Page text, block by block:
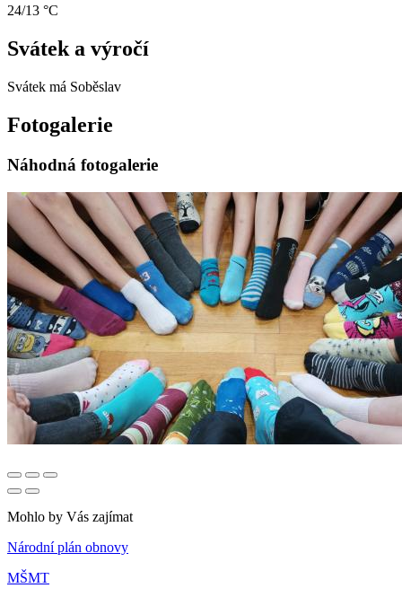
24/13 °C
Svátek a výročí
Svátek má Soběslav
Fotogalerie
Náhodná fotogalerie
Mohlo by Vás zajímat
Národní plán obnovy
MŠMT